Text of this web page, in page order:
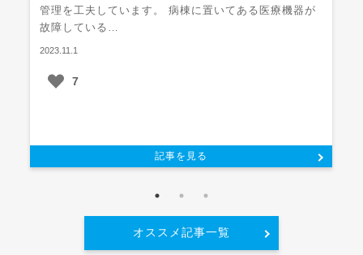
管理を工夫しています。 病棟に置いてある医療機器が
故障している…
2023.11.1
7
記事を見る
オススメ記事一覧